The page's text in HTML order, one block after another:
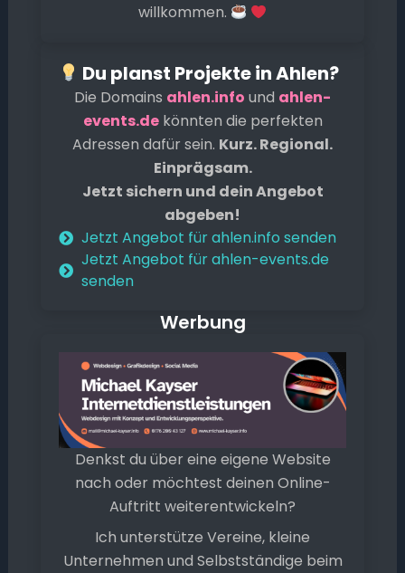
willkommen.
Du planst Projekte in Ahlen?
Die Domains ahlen.info und ahlen-
events.dekönnten die perfekten
Adressen dafür sein. Kurz. Regional.
Einprägsam.
Jetzt sichern und dein Angebot
abgeben!
Jetzt Angebot für ahlen.info senden
Jetzt Angebot für ahlen-events.de
senden
Werbung
Denkst du über eine eigene Website
nach oder möchtest deinen Online-
Auftritt weiterentwickeln?
Ich unterstütze Vereine, kleine
Unternehmen und Selbstständige beim